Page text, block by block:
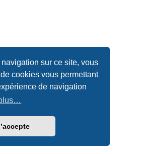
sur ce site, vous
cookies vous permettant
de navigation